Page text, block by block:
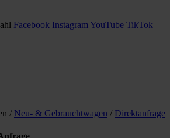
Facebook Instagram YouTube TikTok
/ Neu- & Gebrauchtwagen / Direktanfrage